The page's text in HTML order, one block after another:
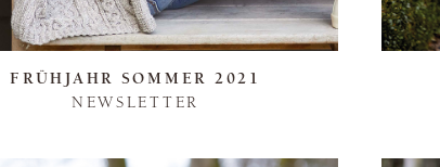
FRÜHJAHR SOMMER 2021
NEWSLETTER